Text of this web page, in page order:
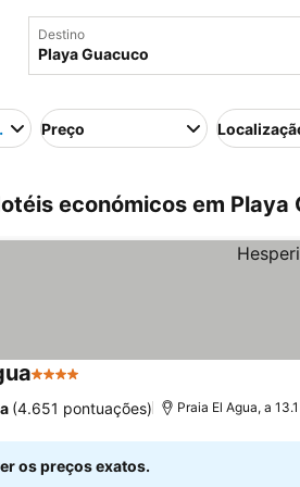
Destino
Preço
económicos em Playa
4 Estrelas
(4.651 pontuações) Praia El Agua, a
os preços exatos.